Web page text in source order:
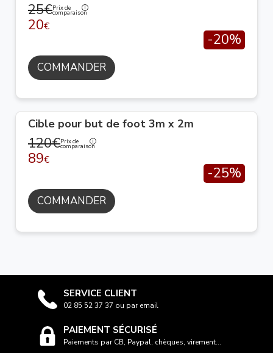
25€Prix de
comparaison
20€
-20%
COMMANDER
Cible pour but de foot 3m x 2m
120€Prix de
comparaison
89€
-25%
COMMANDER
SERVICE CLIENT
02 85 52 37 37 ou par email
PAIEMENT SÉCURISÉ
Paiements par CB, Paypal, chèques, virement...